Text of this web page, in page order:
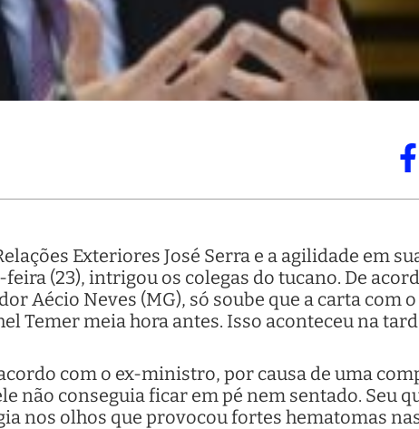
Exteriores José Serra e a agilidade em
(23), intrigou os colegas do tucano. De
Aécio Neves (MG), só soube que a carta com
Temer meia hora antes. Isso aconteceu na
com o ex-ministro, por causa de uma
não conseguia ficar em pé nem sentado. Seu
nos olhos que provocou fortes hematomas